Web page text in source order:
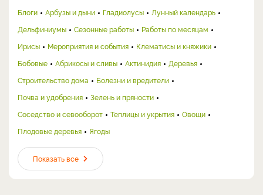
Блоги Арбузы и дыни Гладиолусы
Лунный календарь
Дельфиниумы
Сезонные работы
Работы по месяцам
Ирисы
Мероприятия и события
Клематисы и княжики
Бобовые
Абрикосы и сливы Актинидия
Деревья
Строительство дома
Болезни и вредители
Почва и удобрения
Зелень и пряности
Соседство и севооборот
Теплицы и укрытия
Овощи
Плодовые деревья
Ягоды
Показать все